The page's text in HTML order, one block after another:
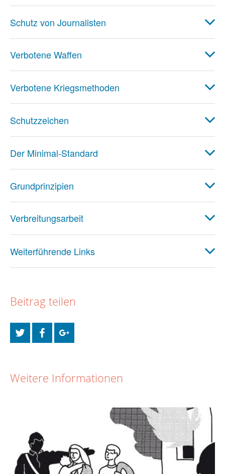
Schutz von Journalisten
Verbotene Waffen
Verbotene Kriegsmethoden
Schutzzeichen
Der Minimal-Standard
Grundprinzipien
Verbreitungsarbeit
Weiterführende Links
Beitrag teilen
Weitere Informationen